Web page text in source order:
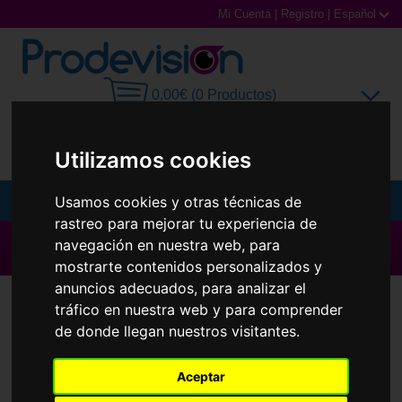
Utilizamos cookies
Usamos cookies y otras técnicas de
rastreo para mejorar tu experiencia de
navegación en nuestra web, para
mostrarte contenidos personalizados y
anuncios adecuados, para analizar el
tráfico en nuestra web y para comprender
de donde llegan nuestros visitantes.
Aceptar
Mi Cuenta Registro Español
0,00€ (0 Productos)
Gafas de Sol
Gafas Graduadas
Gafas Deportivas
Lentillas
▶ Todas las Marcas ◀
Repuestos Oakley OO9307 Turbine Rotor